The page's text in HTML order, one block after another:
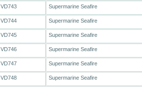
VD743 Supermarine Seafire
VD744 Supermarine Seafire
VD745 Supermarine Seafire
VD746 Supermarine Seafire
VD747 Supermarine Seafire
VD748 Supermarine Seafire